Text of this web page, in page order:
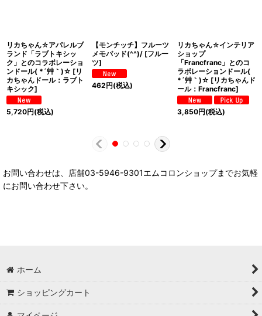
リカちゃん☆アパレルブ
ランド「ラブトキシッ
ク」とのコラボレーショ
ンドール( *´艸｀)☆ [リ
カちゃんドール：ラブト
キシック]
5,720円(税込)
【モンチッチ】フルーツ
メモパッド(^^)/ [フルー
ツ]
462円(税込)
リカちゃん☆インテリア
ショップ
「Francfranc」とのコ
ラボレーションドール(
*´艸｀)☆ [リカちゃんド
ール：Francfranc]
3,850円(税込)
お問い合わせは、店舗03-5946-9301エムコロンショップまでお気軽
にお問い合わせ下さい。
ホーム
ショッピングカート